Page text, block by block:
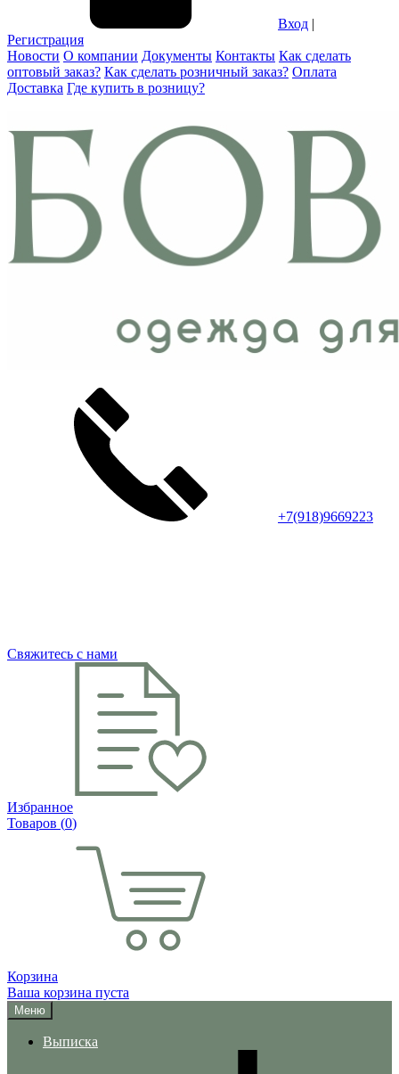
Вход |
Регистрация
Новости О компании Документы Контакты Как сделать
оптовый заказ? Как сделать розничный заказ? Оплата
Доставка Где купить в розницу?
+7(918)9669223
Свяжитесь с нами
Избранное
Товаров (0)
Корзина
Ваша корзина пуста
Меню
Выписка